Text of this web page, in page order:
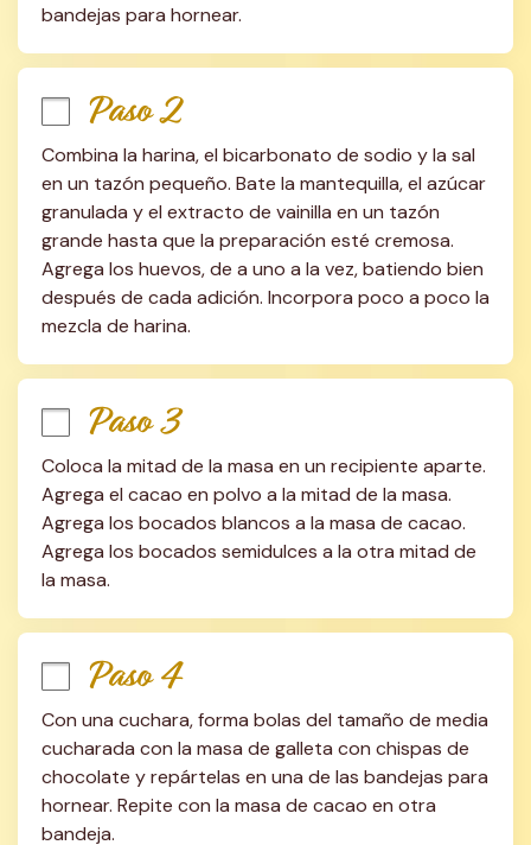
bandejas para hornear.
Paso 2
Combina la harina, el bicarbonato de sodio y la sal
en un tazón pequeño. Bate la mantequilla, el azúcar
granulada y el extracto de vainilla en un tazón
grande hasta que la preparación esté cremosa.
Agrega los huevos, de a uno a la vez, batiendo bien
después de cada adición. Incorpora poco a poco la
mezcla de harina.
Paso 3
Coloca la mitad de la masa en un recipiente aparte.
Agrega el cacao en polvo a la mitad de la masa.
Agrega los bocados blancos a la masa de cacao.
Agrega los bocados semidulces a la otra mitad de
la masa.
Paso 4
Con una cuchara, forma bolas del tamaño de media
cucharada con la masa de galleta con chispas de
chocolate y repártelas en una de las bandejas para
hornear. Repite con la masa de cacao en otra
bandeja.